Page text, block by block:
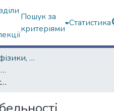
Пошук за
критеріями
Статистика
Факультет радіофізики, біомедичної електроніки та комп’ютерних систем
Кваліфікаційні випускні роботи магістрів. Факультет радіофізики, біомедичної електроніки та комп’ютерних систем
Аналізатор варіабельності серцевого ритму з функцією пульсоксиметрії